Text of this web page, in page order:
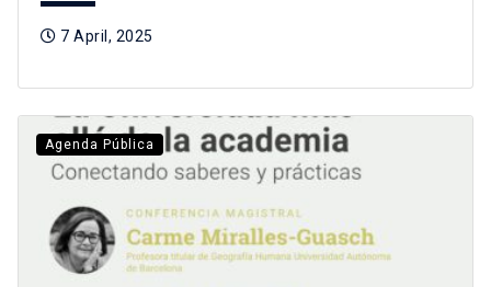
7 April, 2025
Agenda Pública